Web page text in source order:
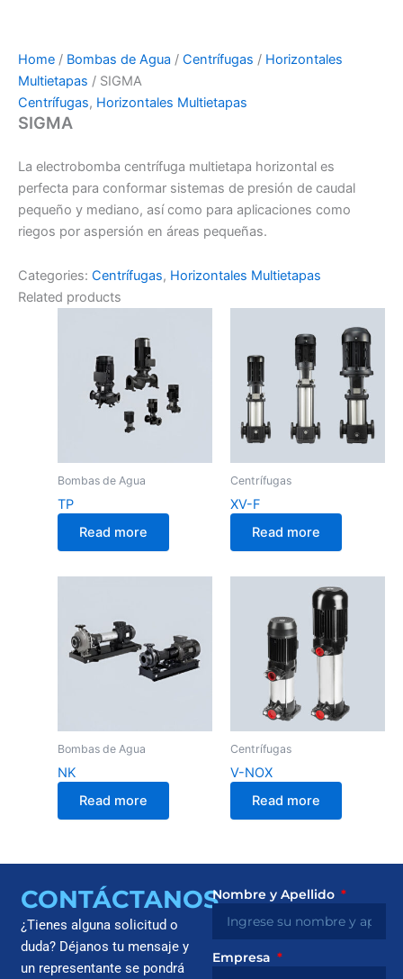
Home / Bombas de Agua / Centrífugas / Horizontales
Multietapas / SIGMA
Centrífugas, Horizontales Multietapas
SIGMA
La electrobomba centrífuga multietapa horizontal es
perfecta para conformar sistemas de presión de caudal
pequeño y mediano, así como para aplicaciones como
riegos por aspersión en áreas pequeñas.
Categories: Centrífugas, Horizontales Multietapas
Related products
Bombas de Agua
TP
Read more
Centrífugas
XV-F
Read more
Bombas de Agua
NK
Read more
Centrífugas
V-NOX
Read more
CONTÁCTANOS
¿Tienes alguna solicitud o
duda? Déjanos tu mensaje y
un representante se pondrá
Nombre y Apellido
Empresa